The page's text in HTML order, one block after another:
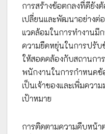
การสร้างข้อตกลงที่ดียัง
เปลี่ยนและพัฒนาอย่างต่
แวดล้อมในการทำงานมี
ความยืดหยุ่นในการปรับ
ให้สอดคล้องกับสถานกา
พนักงานในการกำหนดข้
เป็นเจ้าของและเพิ่มควา
เป้าหมาย
การติดตามความคืบหน้า